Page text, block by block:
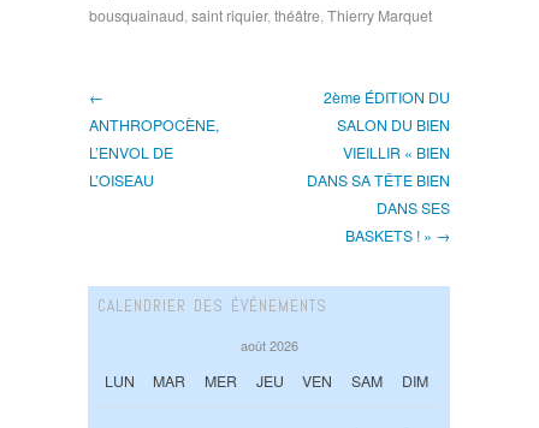
bousquainaud saint riquier, théâtre Thierry Marquet
←
ANTHROPOCÈNE,
L’ENVOL DE
L’OISEAU
2ème ÉDITION DU
SALON DU BIEN
VIEILLIR « BIEN
DANS SA TÊTE BIEN
DANS SES
BASKETS ! » →
CALENDRIER DES ÉVÉNEMENTS
août 2026
LUN MAR MER JEU VEN SAM DIM